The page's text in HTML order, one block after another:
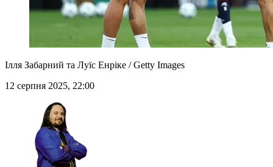
Ілля Забарний та Луїс Енріке / Getty Images
12 серпня 2025, 22:00